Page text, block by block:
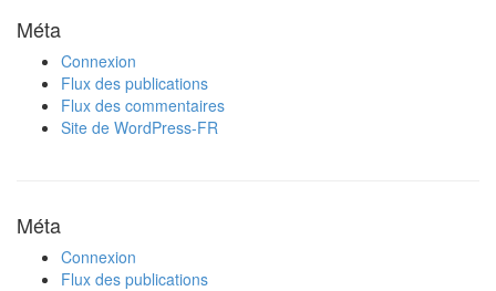
Méta
Connexion
Flux des publications
Flux des commentaires
Site de WordPress-FR
Méta
Connexion
Flux des publications